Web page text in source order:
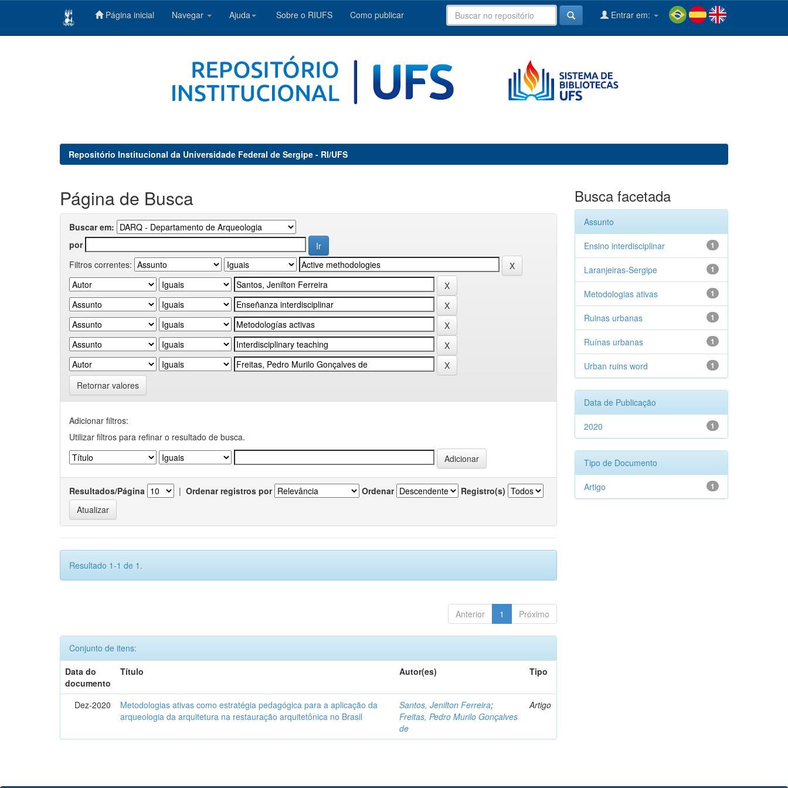
Página inicial Navegar Ajuda Sobre o RIUFS Como publicar Entrar em:
Repositório Institucional da Universidade Federal de Sergipe - RI/UFS
Página de Busca
Buscar em:
por
Filtros correntes:
Retornar valores
Adicionar filtros:
Utilizar filtros para refinar o resultado de busca.
Resultados/Página | Ordenar registros por Ordenar Registro(s)
Resultado 1-1 de 1.
Anterior 1 Próximo
Conjunto de itens:
Data do
documento
Título Autor(es) Tipo
Dez-2020
Metodologias ativas como estratégia pedagógica para a aplicação da
arqueologia da arquitetura na restauração arquitetônica no Brasil
Santos, Jenilton Ferreira;
Freitas, Pedro Murilo Gonçalves
de
Artigo
Busca facetada
Assunto
1
Ensino interdisciplinar
1
Laranjeiras-Sergipe
1
Metodologias ativas
1
Ruinas urbanas
1
Ruínas urbanas
1
Urban ruins word
Data de Publicação
1
2020
Tipo de Documento
1
Artigo